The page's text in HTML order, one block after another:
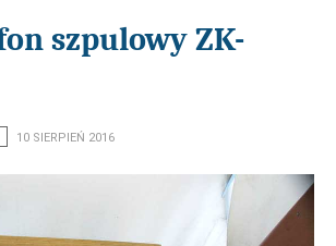
szpulowy ZK-
10 SIERPIEŃ 2016